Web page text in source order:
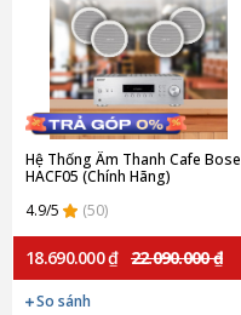
Hệ Thống Âm Thanh Cafe Bose
HACF05 (Chính Hãng)
4.9/5
(50)
18.690.000 ₫ 22.090.000 ₫
So sánh